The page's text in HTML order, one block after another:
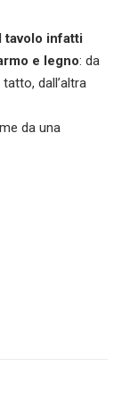
tavolo infatti
e legno: da
dall’altra
da una